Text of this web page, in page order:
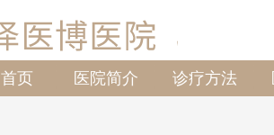
首页 医院简介 诊疗方法